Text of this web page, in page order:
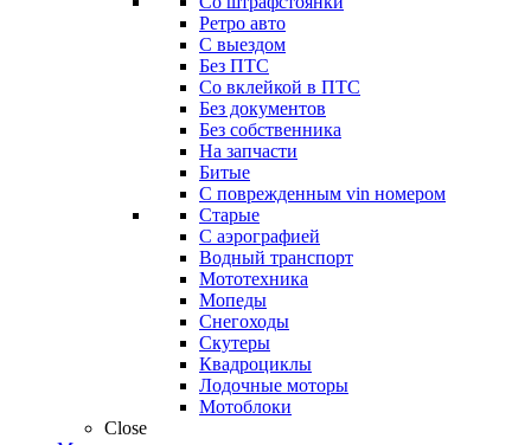
Ретро авто
С выездом
Без ПТС
Со вклейкой в ПТС
Без документов
Без собственника
На запчасти
Битые
С поврежденным vin номером
Старые
С аэрографией
Водный транспорт
Мототехника
Мопеды
Снегоходы
Скутеры
Квадроциклы
Лодочные моторы
Мотоблоки
Close